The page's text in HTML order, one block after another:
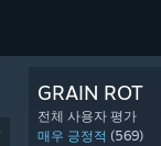
GRAIN ROT
전체 사용자 평가
매우 긍정적 (569)